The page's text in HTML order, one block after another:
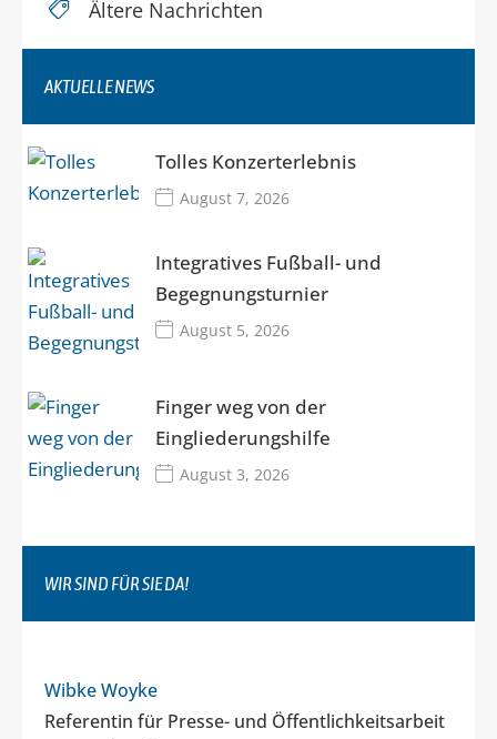
Ältere Nachrichten
AKTUELLE NEWS
Tolles Konzerterlebnis
August 7, 2026
Integratives Fußball- und
Begegnungsturnier
August 5, 2026
Finger weg von der
Eingliederungshilfe
August 3, 2026
WIR SIND FÜR SIE DA!
Wibke Woyke
Referentin für Presse- und Öffentlichkeitsarbeit